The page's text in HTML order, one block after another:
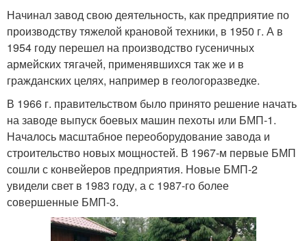
Начинал завод свою деятельность, как предприятие по
производству тяжелой крановой техники, в 1950 г. А в
1954 году перешел на производство гусеничных
армейских тягачей, применявшихся так же и в
гражданских целях, например в геологоразведке.
В 1966 г. правительством было принято решение начать
на заводе выпуск боевых машин пехоты или БМП-1.
Началось масштабное переоборудование завода и
строительство новых мощностей. В 1967-м первые БМП
сошли с конвейеров предприятия. Новые БМП-2
увидели свет в 1983 году, а с 1987-го более
совершенные БМП-3.